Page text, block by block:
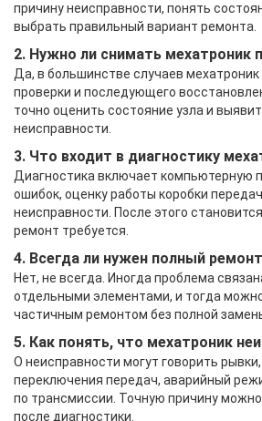
причину неисправности, понять
выбрать правильный вариант ремонта.
2. Нужно ли снимать мехатроник
Да, в большинстве случаев
проверки и последующего
точно оценить состояние узла и
неисправности.
3. Что входит в диагностику
Диагностика включает компьютерную
ошибок, оценку работы коробки
неисправности. После этого
ремонт требуется.
4. Всегда ли нужен полный
Нет, не всегда. Иногда проблема
отдельными элементами, и тогда
частичным ремонтом без полной
5. Как понять, что мехатроник
О неисправности могут говорить
переключения передач, аварийный
по трансмиссии. Точную причину
после диагностики.